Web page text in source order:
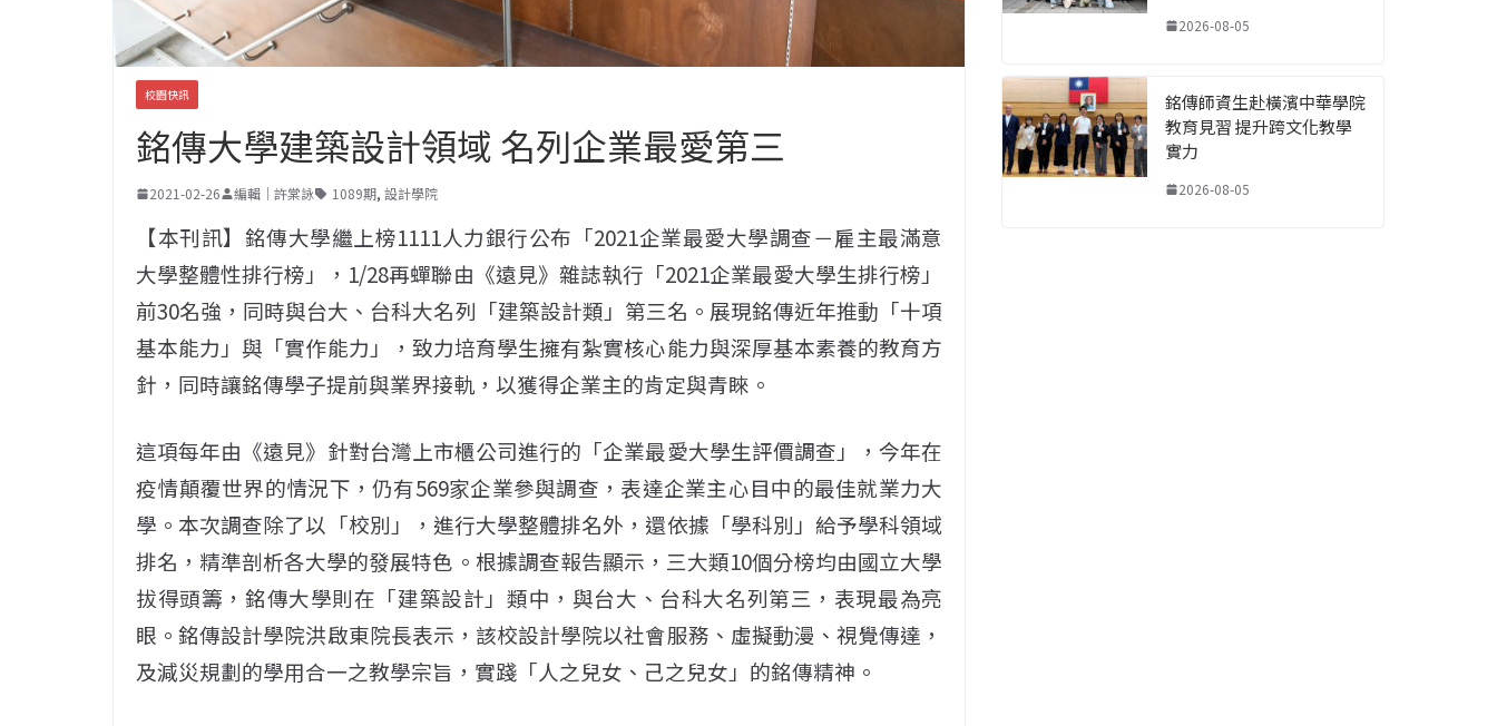
校園快訊
銘傳大學建築設計領域 名列企業最愛第三
2021-02-26 編輯｜許棠詠 1089期, 設計學院
【本刊訊】銘傳大學繼上榜1111人力銀行公布「2021企業最愛大學調查－雇主最滿意
大學整體性排行榜」，1/28再蟬聯由《遠見》雜誌執行「2021企業最愛大學生排行榜」
前30名強，同時與台大、台科大名列「建築設計類」第三名。展現銘傳近年推動「十項
基本能力」與「實作能力」，致力培育學生擁有紮實核心能力與深厚基本素養的教育方
針，同時讓銘傳學子提前與業界接軌，以獲得企業主的肯定與青睞。
這項每年由《遠見》針對台灣上市櫃公司進行的「企業最愛大學生評價調查」，今年在
疫情顛覆世界的情況下，仍有569家企業參與調查，表達企業主心目中的最佳就業力大
學。本次調查除了以「校別」，進行大學整體排名外，還依據「學科別」給予學科領域
排名，精準剖析各大學的發展特色。根據調查報告顯示，三大類10個分榜均由國立大學
拔得頭籌，銘傳大學則在「建築設計」類中，與台大、台科大名列第三，表現最為亮
眼。銘傳設計學院洪啟東院長表示，該校設計學院以社會服務、虛擬動漫、視覺傳達，
及減災規劃的學用合一之教學宗旨，實踐「人之兒女、己之兒女」的銘傳精神。
2026-08-05
銘傳師資生赴橫濱中華學院
教育見習 提升跨文化教學
實力
2026-08-05